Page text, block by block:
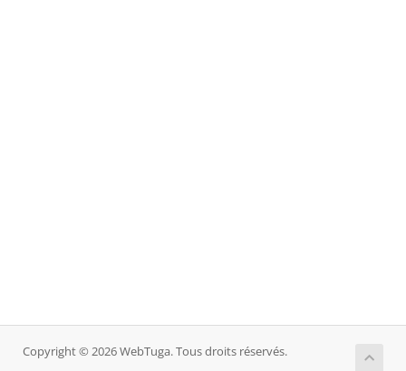
Copyright © 2026 WebTuga. Tous droits réservés.